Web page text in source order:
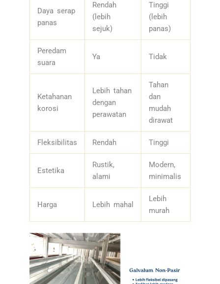
Daya serap
panas
Rendah
(lebih
sejuk)
Tinggi
(lebih
panas)
Peredam
suara
Ya Tidak
Ketahanan
korosi
Lebih tahan
dengan
perawatan
Tahan
dan
mudah
dirawat
Fleksibilitas Rendah Tinggi
Estetika
Rustik,
alami
Modern,
minimalis
Harga Lebih mahal
Lebih
murah